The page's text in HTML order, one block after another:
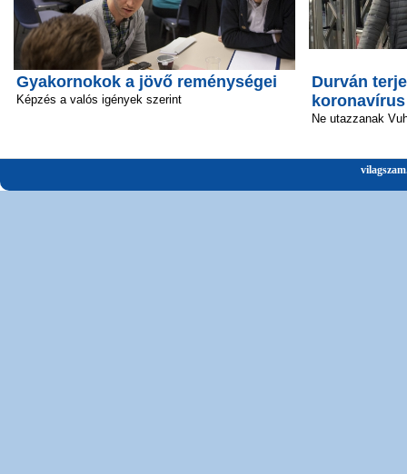
Gyakornokok a jövő reménységei
Képzés a valós igények szerint
Durván
koronavírus
Ne utazzanak